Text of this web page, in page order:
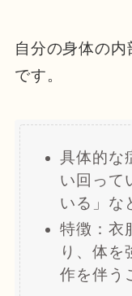
自分の身体の
です。
具体的な
い回って
いる」な
特徴：衣
り、体を
作を伴う